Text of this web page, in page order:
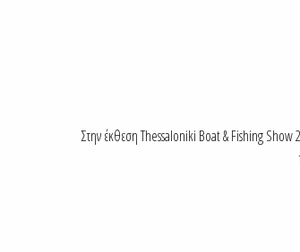
Στην έκθεση Thessaloniki Boat & Fishing Show